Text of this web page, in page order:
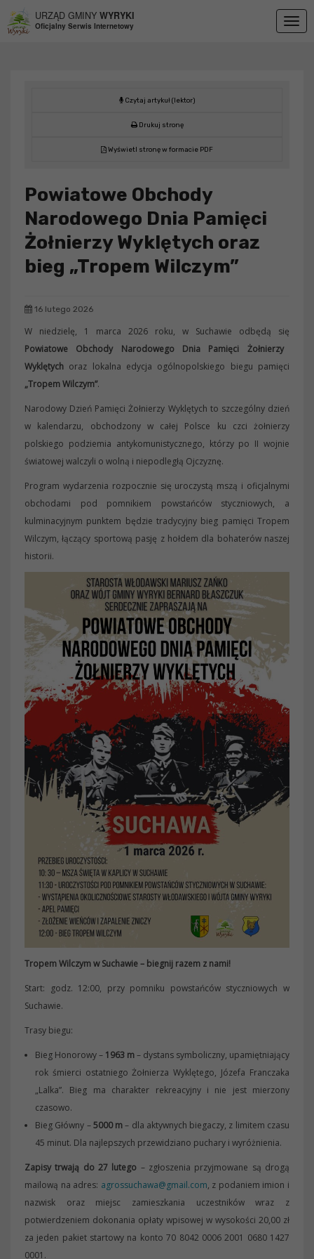
URZĄD GMINY WYRYKI
Oficjalny Serwis Internetowy
Czytaj artykuł (lektor)
Drukuj stronę
Wyświetl stronę w formacie PDF
Powiatowe Obchody
Narodowego Dnia Pamięci
Żołnierzy Wyklętych oraz
bieg „Tropem Wilczym”
16 lutego 2026
W niedzielę, 1 marca 2026 roku, w Suchawie odbędą się
Powiatowe Obchody Narodowego Dnia Pamięci Żołnierzy
Wyklętych oraz lokalna edycja ogólnopolskiego biegu pamięci
„Tropem Wilczym”.
Narodowy Dzień Pamięci Żołnierzy Wyklętych to szczególny dzień
w kalendarzu, obchodzony w całej Polsce ku czci żołnierzy
polskiego podziemia antykomunistycznego, którzy po II wojnie
światowej walczyli o wolną i niepodległą Ojczyznę.
Program wydarzenia rozpocznie się uroczystą mszą i oficjalnymi
obchodami pod pomnikiem powstańców styczniowych, a
kulminacyjnym punktem będzie tradycyjny bieg pamięci Tropem
Wilczym, łączący sportową pasję z hołdem dla bohaterów naszej
historii.
Tropem Wilczym w Suchawie – biegnij razem z nami!
Start: godz. 12:00, przy pomniku powstańców styczniowych w
Suchawie.
Trasy biegu:
Bieg Honorowy – 1963 m– dystans symboliczny, upamiętniający
rok śmierci ostatniego Żołnierza Wyklętego, Józefa Franczaka
„Lalka”. Bieg ma charakter rekreacyjny i nie jest mierzony
czasowo.
Bieg Główny –5000 m– dla aktywnych biegaczy, z limitem czasu
45 minut. Dla najlepszych przewidziano puchary i wyróżnienia.
Zapisy trwają do 27 lutego – zgłoszenia przyjmowane są drogą
mailową na adres: agrossuchawa@gmail.com, z podaniem imion i
nazwisk oraz miejsc zamieszkania uczestników wraz z
potwierdzeniem dokonania opłaty wpisowej w wysokości 20,00 zł
za jeden pakiet startowy na konto 70 8042 0006 2001 0680 1427
0001.